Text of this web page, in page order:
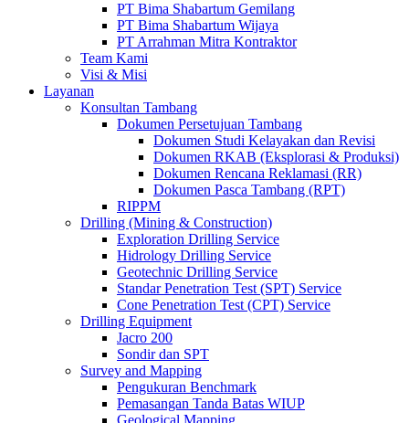
PT Bima Shabartum Gemilang
PT Bima Shabartum Wijaya
PT Arrahman Mitra Kontraktor
Team Kami
Visi & Misi
Layanan
Konsultan Tambang
Dokumen Persetujuan Tambang
Dokumen Studi Kelayakan dan Revisi
Dokumen RKAB (Eksplorasi & Produksi)
Dokumen Rencana Reklamasi (RR)
Dokumen Pasca Tambang (RPT)
RIPPM
Drilling (Mining & Construction)
Exploration Drilling Service
Hidrology Drilling Service
Geotechnic Drilling Service
Standar Penetration Test (SPT) Service
Cone Penetration Test (CPT) Service
Drilling Equipment
Jacro 200
Sondir dan SPT
Survey and Mapping
Pengukuran Benchmark
Pemasangan Tanda Batas WIUP
Geological Mapping